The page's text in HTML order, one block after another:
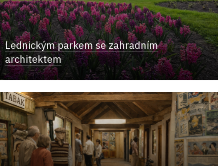
Lednickým parkem se zahradním
architektem